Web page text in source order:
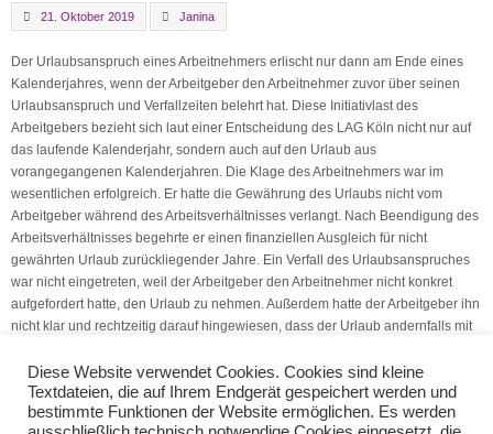
21. Oktober 2019 Janina
Der Urlaubsanspruch eines Arbeitnehmers erlischt nur dann am Ende eines
Kalenderjahres, wenn der Arbeitgeber den Arbeitnehmer zuvor über seinen
Urlaubsanspruch und Verfallzeiten belehrt hat. Diese Initiativlast des
Arbeitgebers bezieht sich laut einer Entscheidung des LAG Köln nicht nur auf
das laufende Kalenderjahr, sondern auch auf den Urlaub aus
vorangegangenen Kalenderjahren. Die Klage des Arbeitnehmers war im
wesentlichen erfolgreich. Er hatte die Gewährung des Urlaubs nicht vom
Arbeitgeber während des Arbeitsverhältnisses verlangt. Nach Beendigung des
Arbeitsverhältnisses begehrte er einen finanziellen Ausgleich für nicht
gewährten Urlaub zurückliegender Jahre. Ein Verfall des Urlaubsanspruches
war nicht eingetreten, weil der Arbeitgeber den Arbeitnehmer nicht konkret
aufgefordert hatte, den Urlaub zu nehmen. Außerdem hatte der Arbeitgeber ihn
nicht klar und rechtzeitig darauf hingewiesen, dass der Urlaub andernfalls mit
(Quelle: V.S.H. Dienstleistumgs GmbH)
Diese Website verwendet Cookies. Cookies sind kleine
Textdateien, die auf Ihrem Endgerät gespeichert werden und
bestimmte Funktionen der Website ermöglichen. Es werden